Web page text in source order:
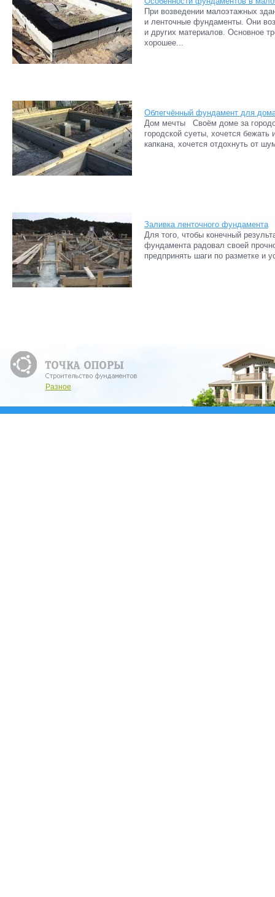
При возведении малоэтажных
и ленточные фундаменты. Они
и других материалов. Основное
хорошее...
Облегчённый фундамент для
Дом мечты Своём доме за
городской суеты, хочется бежать
капкана, хочется отдохнуть от
Заливка ленточного фундамента
Для того, чтобы конечный
фундамента радовал своей
предпринять шаги по разметке и
Разное